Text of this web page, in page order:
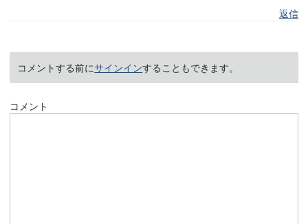
返信
コメントする前にサインインすることもできます。
コメント